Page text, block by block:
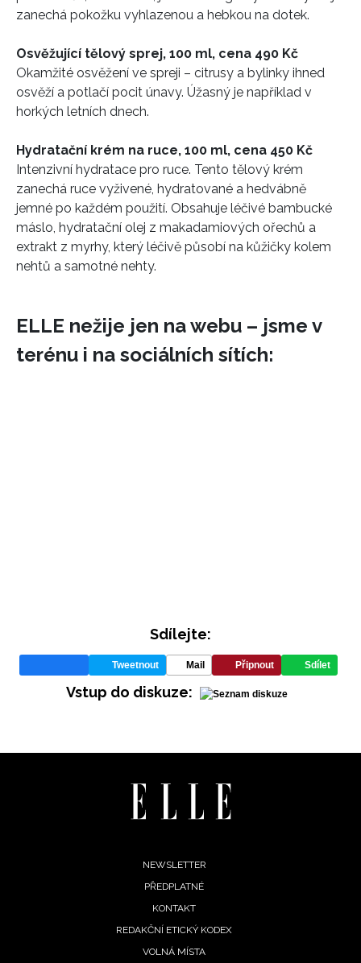
INFORMACE
REDAKCE
zanechá pokožku vyhlazenou a hebkou na dotek.
Osvěžující tělový sprej, 100 ml, cena 490 Kč
Okamžité osvěžení ve spreji – citrusy a bylinky ihned
osvěží a potlačí pocit únavy. Úžasný je například v
horkých letních dnech.
Hydratační krém na ruce, 100 ml, cena 450 Kč
Intenzivní hydratace pro ruce. Tento tělový krém
zanechá ruce vyživené, hydratované a hedvábně
jemné po každém použití. Obsahuje léčivé bambucké
máslo, hydratační olej z makadamiových ořechů a
extrakt z myrhy, který léčivě působí na kůžičky kolem
nehtů a samotné nehty.
ELLE nežije jen na webu – jsme v
terénu i na sociálních sítích:
Sdílejte:
Tweetnout Mail Připnout Sdílet
Vstup do diskuze:
NEWSLETTER
PŘEDPLATNÉ
KONTAKT
REDAKČNÍ ETICKÝ KODEX
VOLNÁ MÍSTA